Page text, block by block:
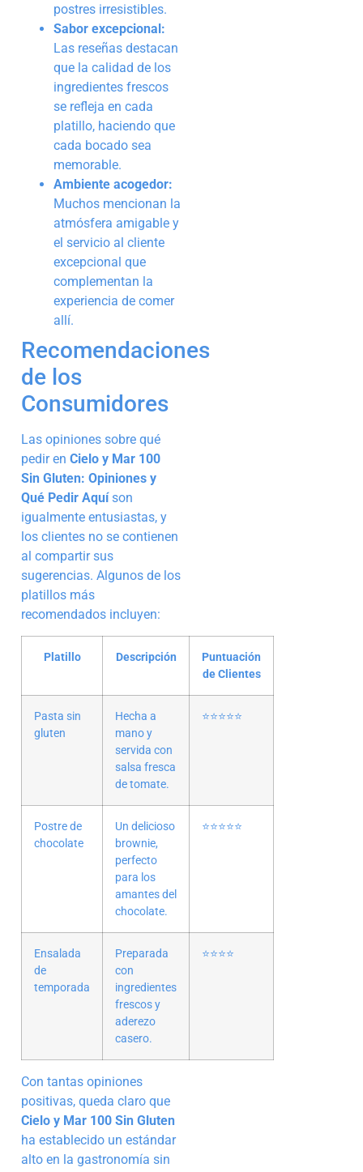
postres irresistibles.
Sabor excepcional:
Las reseñas destacan
que la calidad de los
ingredientes frescos
se refleja en cada
platillo, haciendo que
cada bocado sea
memorable.
Ambiente acogedor:
Muchos mencionan la
atmósfera amigable y
el servicio al cliente
excepcional que
complementan la
experiencia de comer
allí.
Recomendaciones
de los
Consumidores
Las opiniones sobre qué
pedir en Cielo y Mar 100
Sin Gluten: Opiniones y
Qué Pedir Aquíson
igualmente entusiastas, y
los clientes no se contienen
al compartir sus
sugerencias. Algunos de los
platillos más
recomendados incluyen:
Platillo Descripción
Puntuación
de Clientes
Pasta sin
gluten
Hecha a
mano y
servida con
salsa fresca
de tomate.
⭐️⭐️⭐️⭐️⭐️
Postre de
chocolate
Un delicioso
brownie,
perfecto
para los
amantes del
chocolate.
⭐️⭐️⭐️⭐️⭐️
Ensalada
de
temporada
Preparada
con
ingredientes
frescos y
aderezo
casero.
⭐️⭐️⭐️⭐️
Con tantas opiniones
positivas, queda claro que
Cielo y Mar 100 Sin Gluten
ha establecido un estándar
alto en la gastronomía sin